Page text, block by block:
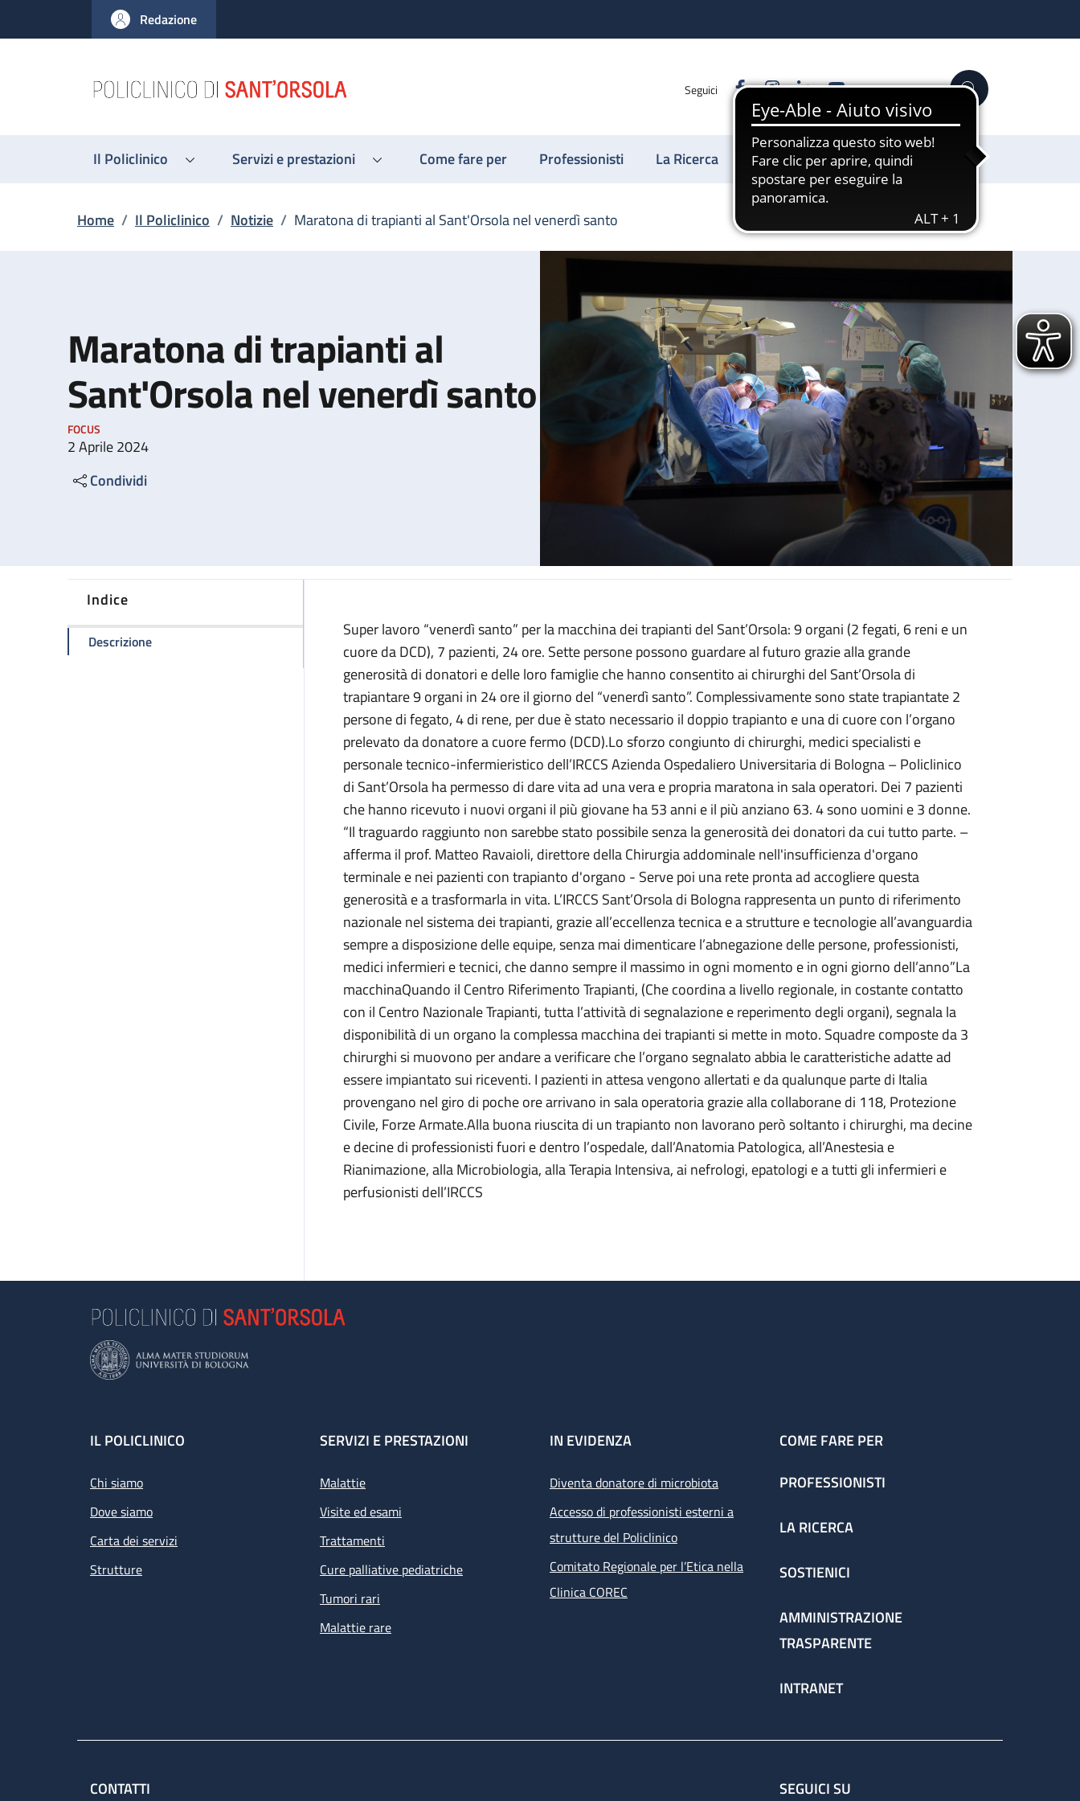
al contenuto principale
to footer content
Redazione
Seguici FacebookInstagram
LinkedinYouTube Cerca
Il Policlinico Servizi e prestazioni Come fare per Professionisti La Ricerca Sostienici
Briciole di pane
Home / Il Policlinico / Notizie / Maratona di trapianti al Sant'Orsola nel venerdì santo
Maratona di trapianti al
Sant'Orsola nel venerdì santo
FOCUS
2 Aprile 2024
Condividi
Indice
Descrizionedella pagina Maratona di trapianti al Sant'Orsola nel venerdì santo
Super lavoro “venerdì santo” per la macchina dei trapianti del Sant’Orsola: 9 organi (2 fegati, 6 reni e un
cuore da DCD), 7 pazienti, 24 ore. Sette persone possono guardare al futuro grazie alla grande
generosità di donatori e delle loro famiglie che hanno consentito ai chirurghi del Sant’Orsola di
trapiantare 9 organi in 24 ore il giorno del “venerdì santo”. Complessivamente sono state trapiantate 2
persone di fegato, 4 di rene, per due è stato necessario il doppio trapianto e una di cuore con l’organo
prelevato da donatore a cuore fermo (DCD).Lo sforzo congiunto di chirurghi, medici specialisti e
personale tecnico-infermieristico dell’IRCCS Azienda Ospedaliero Universitaria di Bologna – Policlinico
di Sant’Orsola ha permesso di dare vita ad una vera e propria maratona in sala operatori. Dei 7 pazienti
che hanno ricevuto i nuovi organi il più giovane ha 53 anni e il più anziano 63. 4 sono uomini e 3 donne.
“Il traguardo raggiunto non sarebbe stato possibile senza la generosità dei donatori da cui tutto parte. –
afferma il prof. Matteo Ravaioli, direttore della Chirurgia addominale nell'insufficienza d'organo
terminale e nei pazienti con trapianto d'organo - Serve poi una rete pronta ad accogliere questa
generosità e a trasformarla in vita. L’IRCCS Sant’Orsola di Bologna rappresenta un punto di riferimento
nazionale nel sistema dei trapianti, grazie all’eccellenza tecnica e a strutture e tecnologie all’avanguardia
sempre a disposizione delle equipe, senza mai dimenticare l’abnegazione delle persone, professionisti,
medici infermieri e tecnici, che danno sempre il massimo in ogni momento e in ogni giorno dell’anno”La
macchinaQuando il Centro Riferimento Trapianti, (Che coordina a livello regionale, in costante contatto
con il Centro Nazionale Trapianti, tutta l’attività di segnalazione e reperimento degli organi), segnala la
disponibilità di un organo la complessa macchina dei trapianti si mette in moto. Squadre composte da 3
chirurghi si muovono per andare a verificare che l’organo segnalato abbia le caratteristiche adatte ad
essere impiantato sui riceventi. I pazienti in attesa vengono allertati e da qualunque parte di Italia
provengano nel giro di poche ore arrivano in sala operatoria grazie alla collaborane di 118, Protezione
Civile, Forze Armate.Alla buona riuscita di un trapianto non lavorano però soltanto i chirurghi, ma decine
e decine di professionisti fuori e dentro l’ospedale, dall’Anatomia Patologica, all’Anestesia e
Rianimazione, alla Microbiologia, alla Terapia Intensiva, ai nefrologi, epatologi e a tutti gli infermieri e
perfusionisti dell’IRCCS
Footer
IL POLICLINICO
Chi siamo
Dove siamo
Carta dei servizi
Strutture
SERVIZI E PRESTAZIONI
Malattie
Visite ed esami
Trattamenti
Cure palliative pediatriche
Tumori rari
Malattie rare
IN EVIDENZA
Diventa donatore di microbiota
Accesso di professionisti esterni a
strutture del Policlinico
Comitato Regionale per l’Etica nella
Clinica COREC
COME FARE PER
PROFESSIONISTI
LA RICERCA
SOSTIENICI
AMMINISTRAZIONE
TRASPARENTE
INTRANET
CONTATTI SEGUICI SU